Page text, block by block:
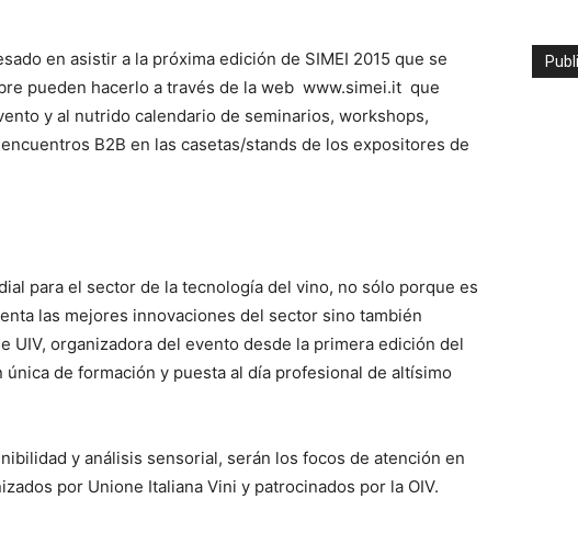
en asistir a la próxima edición de SIMEI 2015 que se
pueden hacerlo a través de la web www.simei.it que
y al nutrido calendario de seminarios, workshops,
B2B en las casetas/stands de los expositores de
para el sector de la tecnología del vino, no sólo porque es
las mejores innovaciones del sector sino también
UIV, organizadora del evento desde la primera edición del
de formación y puesta al día profesional de altísimo
y análisis sensorial, serán los focos de atención en
por Unione Italiana Vini y patrocinados por la OIV.